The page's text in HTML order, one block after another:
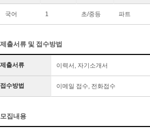
국어 1 초/중등 파트
제출서류 및 접수방법
제출서류 이력서, 자기소개서
접수방법 이메일 접수, 전화접수
모집내용